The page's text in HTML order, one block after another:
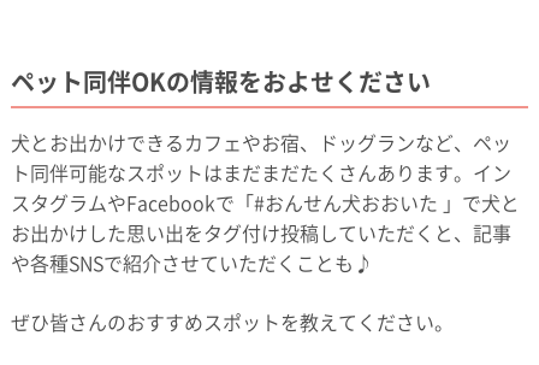
ペット同伴OKの情報をおよせください
犬とお出かけできるカフェやお宿、ドッグランなど、ペッ
ト同伴可能なスポットはまだまだたくさんあります。イン
スタグラムやFacebookで「#おんせん犬おおいた 」で犬と
お出かけした思い出をタグ付け投稿していただくと、記事
や各種SNSで紹介させていただくことも♪
ぜひ皆さんのおすすめスポットを教えてください。